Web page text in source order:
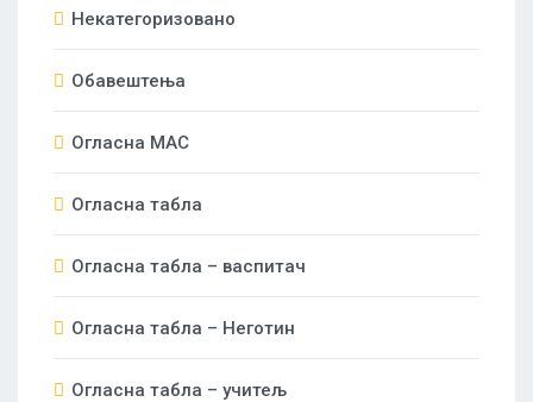
Некатегоризовано
Обавештења
Огласна МАС
Огласна табла
Огласна табла – васпитач
Огласна табла – Неготин
Огласна табла – учитељ